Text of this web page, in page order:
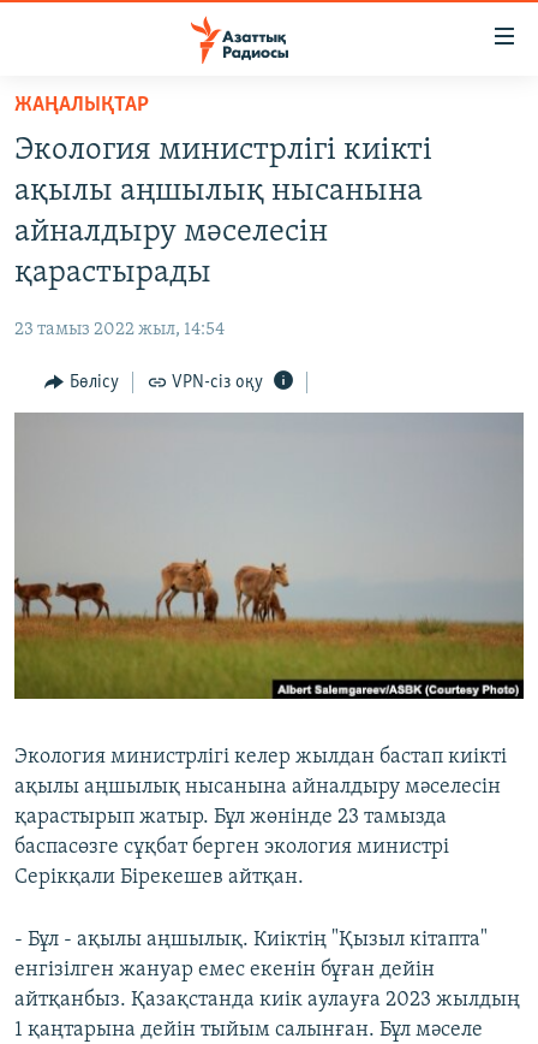
Skip
main
content
Skip
to
main
Skip
Search
AZATTYQTV
ӘЛЕМ
ЖАҢАЛЫҚТАР
Экология министрлігі киікті
ақылы аңшылық нысанына
айналдыру мәселесін
қарастырады
23 тамыз 2022 жыл, 14:54
Бөлісу VPN-сіз оқу
Экология министрлігі келер жылдан бастап киікті
ақылы аңшылық нысанына айналдыру мәселесін
қарастырып жатыр. Бұл жөнінде 23 тамызда
баспасөзге сұқбат берген экология министрі
Серікқали Бірекешев айтқан.
- Бұл - ақылы аңшылық. Киіктің "Қызыл кітапта"
енгізілген жануар емес екенін бұған дейін
айтқанбыз. Қазақстанда киік аулауға 2023 жылдың
1 қаңтарына дейін тыйым салынған. Бұл мәселе